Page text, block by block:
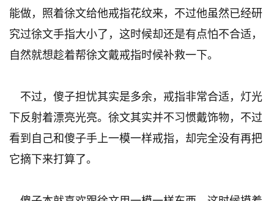
能做，照着徐文给他戒指花纹来，不过他虽然已经研
究过徐文手指大小了，这时候却还是有点怕不合适，
自然就想趁着帮徐文戴戒指时候补救一下。
不过，傻子担忧其实是多余，戒指非常合适，灯光
下反射着漂亮光亮。徐文其实并不习惯戴饰物，不过
看到自己和傻子手上一模一样戒指，却完全没有再把
它摘下来打算了。